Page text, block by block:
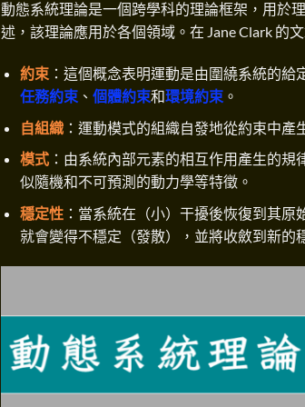
動態系統理論是一個跨學科的理論框架，用於
述，該理論應用於各個領域。在 Jane Clark 的
約束：這個概念表明運動是由圍繞系統的給
任務約束、 個體約束和環境約束。
自組織：運動模式的組織自發地從約束中產
模式：由系統內部元素的相互作用產生的規
似隨機和不可預測的動力學等特徵。
穩定性：當系統在（小）干擾後恢復到其原
就會變得不穩定（發散），並將收斂到新的